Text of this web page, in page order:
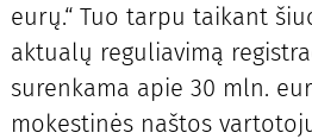
eurų.“ Tuo tarpu taikant
aktualų reguliavimą
surenkama apie 30 mln.
mokestinės naštos